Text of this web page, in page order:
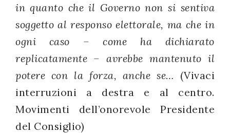
in quanto che il Governo non si sentiva
soggetto al responso elettorale, ma che in
ogni caso – come ha dichiarato
replicatamente – avrebbe mantenuto il
potere con la forza, anche se… (Vivaci
interruzioni a destra e al centro.
Movimenti dell’onorevole Presidente
del Consiglio)